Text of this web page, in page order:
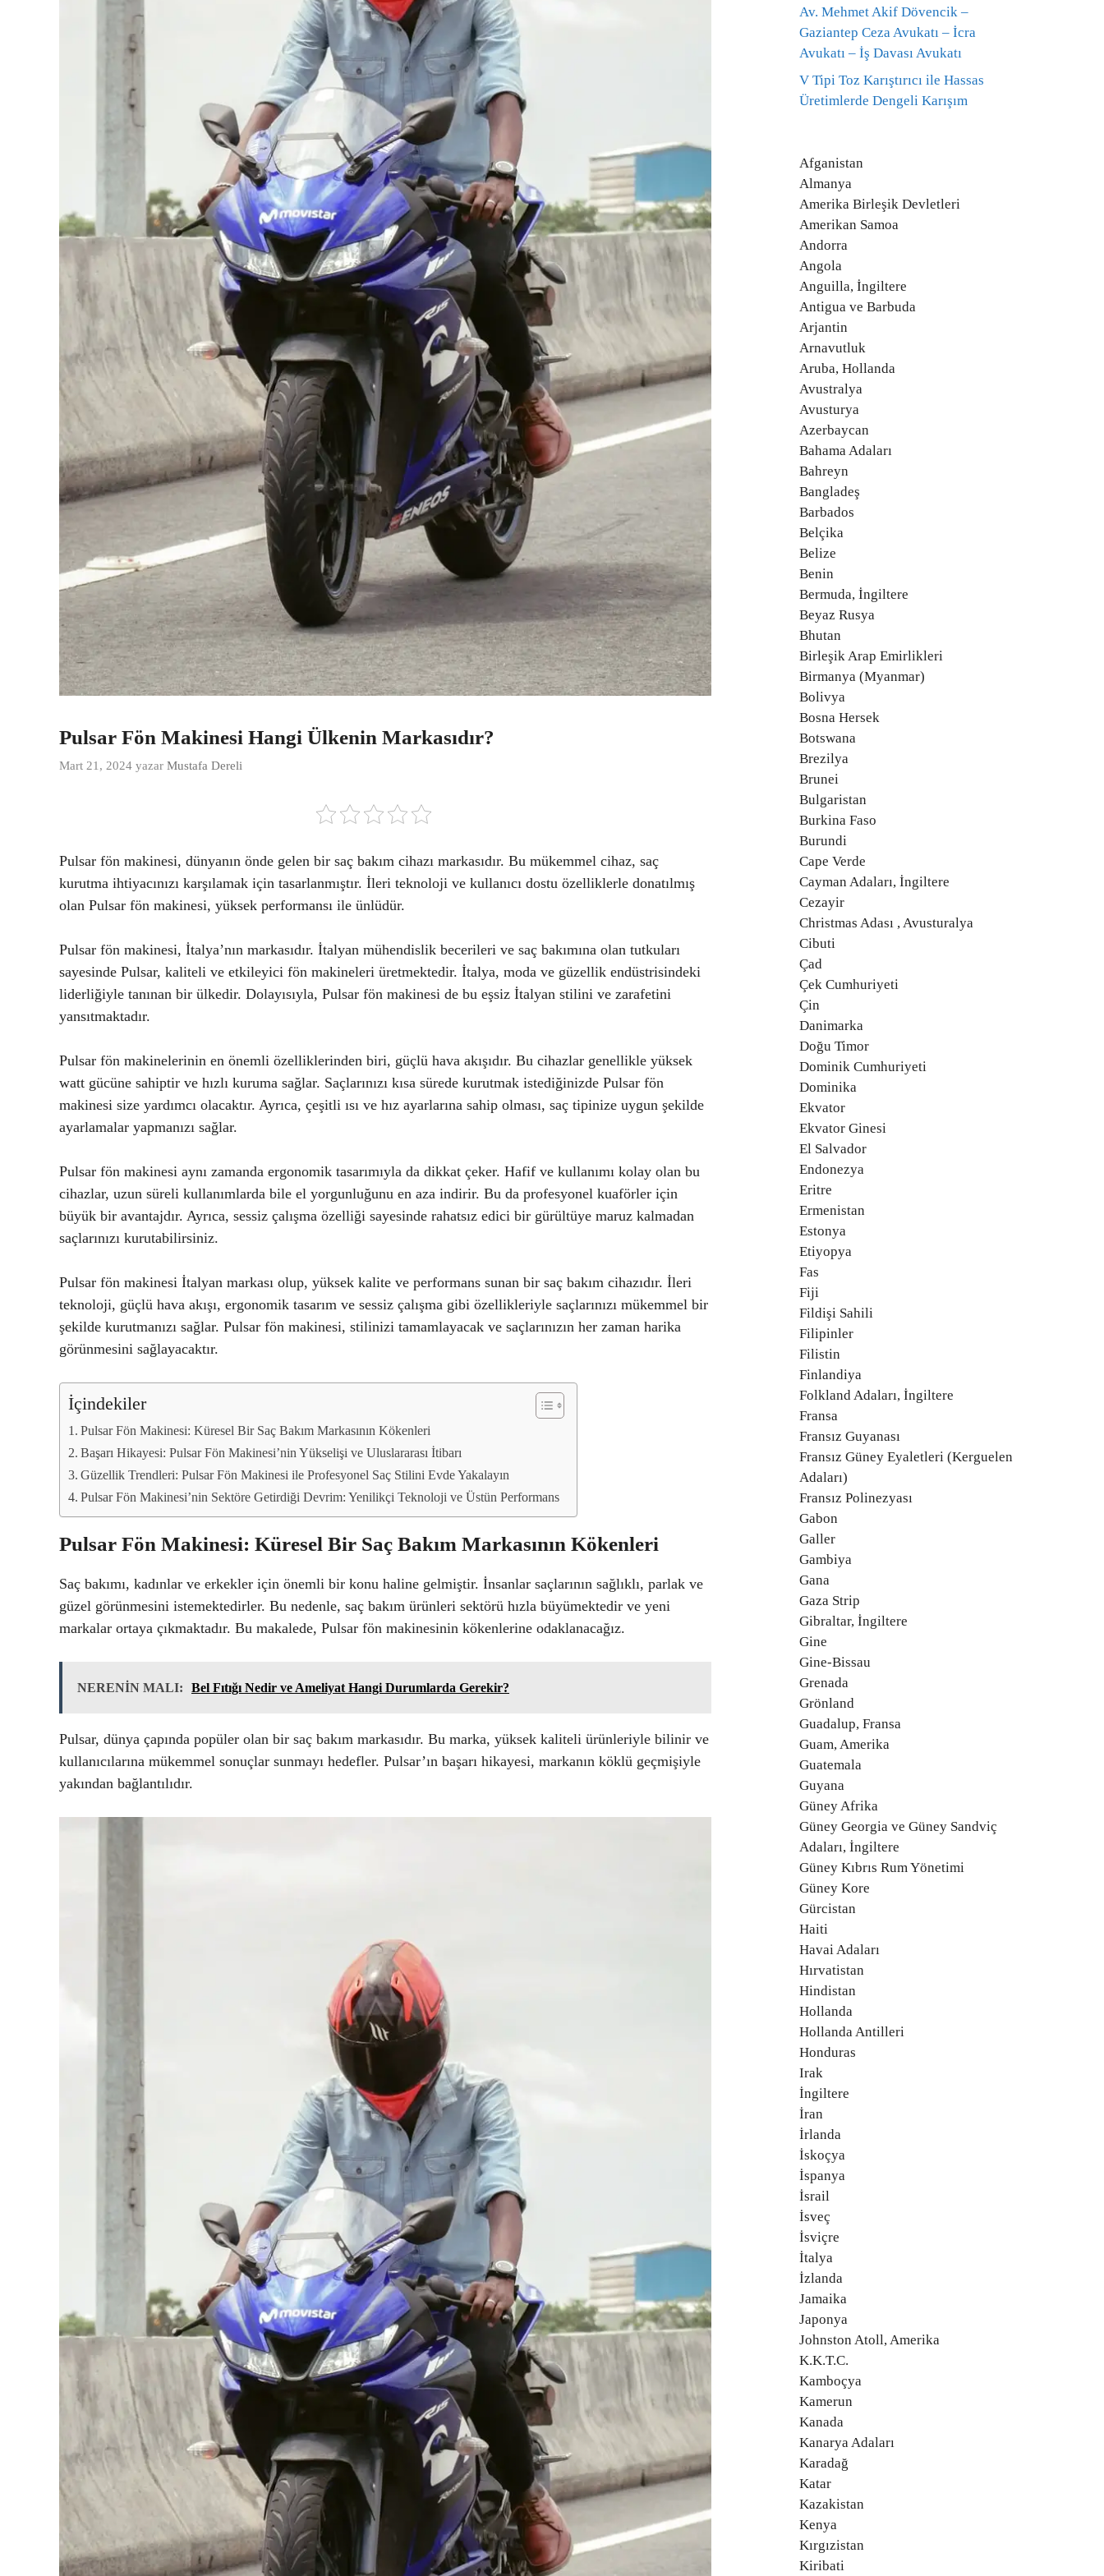
Pulsar Fön Makinesi Hangi Ülkenin Markasıdır?
Mart 21, 2024 yazar Mustafa Dereli
Pulsar fön makinesi, dünyanın önde gelen bir saç bakım cihazı markasıdır. Bu mükemmel cihaz, saç
kurutma ihtiyacınızı karşılamak için tasarlanmıştır. İleri teknoloji ve kullanıcı dostu özelliklerle donatılmış
olan Pulsar fön makinesi, yüksek performansı ile ünlüdür.
Pulsar fön makinesi, İtalya’nın markasıdır. İtalyan mühendislik becerileri ve saç bakımına olan tutkuları
sayesinde Pulsar, kaliteli ve etkileyici fön makineleri üretmektedir. İtalya, moda ve güzellik endüstrisindeki
liderliğiyle tanınan bir ülkedir. Dolayısıyla, Pulsar fön makinesi de bu eşsiz İtalyan stilini ve zarafetini
yansıtmaktadır.
Pulsar fön makinelerinin en önemli özelliklerinden biri, güçlü hava akışıdır. Bu cihazlar genellikle yüksek
watt gücüne sahiptir ve hızlı kuruma sağlar. Saçlarınızı kısa sürede kurutmak istediğinizde Pulsar fön
makinesi size yardımcı olacaktır. Ayrıca, çeşitli ısı ve hız ayarlarına sahip olması, saç tipinize uygun şekilde
ayarlamalar yapmanızı sağlar.
Pulsar fön makinesi aynı zamanda ergonomik tasarımıyla da dikkat çeker. Hafif ve kullanımı kolay olan bu
cihazlar, uzun süreli kullanımlarda bile el yorgunluğunu en aza indirir. Bu da profesyonel kuaförler için
büyük bir avantajdır. Ayrıca, sessiz çalışma özelliği sayesinde rahatsız edici bir gürültüye maruz kalmadan
saçlarınızı kurutabilirsiniz.
Pulsar fön makinesi İtalyan markası olup, yüksek kalite ve performans sunan bir saç bakım cihazıdır. İleri
teknoloji, güçlü hava akışı, ergonomik tasarım ve sessiz çalışma gibi özellikleriyle saçlarınızı mükemmel bir
şekilde kurutmanızı sağlar. Pulsar fön makinesi, stilinizi tamamlayacak ve saçlarınızın her zaman harika
görünmesini sağlayacaktır.
İçindekiler
Pulsar Fön Makinesi: Küresel Bir Saç Bakım Markasının Kökenleri
Başarı Hikayesi: Pulsar Fön Makinesi’nin Yükselişi ve Uluslararası İtibarı
Güzellik Trendleri: Pulsar Fön Makinesi ile Profesyonel Saç Stilini Evde Yakalayın
Pulsar Fön Makinesi’nin Sektöre Getirdiği Devrim: Yenilikçi Teknoloji ve Üstün Performans
Pulsar Fön Makinesi: Küresel Bir Saç Bakım Markasının Kökenleri
Saç bakımı, kadınlar ve erkekler için önemli bir konu haline gelmiştir. İnsanlar saçlarının sağlıklı, parlak ve
güzel görünmesini istemektedirler. Bu nedenle, saç bakım ürünleri sektörü hızla büyümektedir ve yeni
markalar ortaya çıkmaktadır. Bu makalede, Pulsar fön makinesinin kökenlerine odaklanacağız.
NERENİN MALI: Bel Fıtığı Nedir ve Ameliyat Hangi Durumlarda Gerekir?
Pulsar, dünya çapında popüler olan bir saç bakım markasıdır. Bu marka, yüksek kaliteli ürünleriyle bilinir ve
kullanıcılarına mükemmel sonuçlar sunmayı hedefler. Pulsar’ın başarı hikayesi, markanın köklü geçmişiyle
yakından bağlantılıdır.
Av. Mehmet Akif Dövencik –
Gaziantep Ceza Avukatı – İcra
Avukatı – İş Davası Avukatı
V Tipi Toz Karıştırıcı ile Hassas
Üretimlerde Dengeli Karışım
Afganistan
Almanya
Amerika Birleşik Devletleri
Amerikan Samoa
Andorra
Angola
Anguilla, İngiltere
Antigua ve Barbuda
Arjantin
Arnavutluk
Aruba, Hollanda
Avustralya
Avusturya
Azerbaycan
Bahama Adaları
Bahreyn
Bangladeş
Barbados
Belçika
Belize
Benin
Bermuda, İngiltere
Beyaz Rusya
Bhutan
Birleşik Arap Emirlikleri
Birmanya (Myanmar)
Bolivya
Bosna Hersek
Botswana
Brezilya
Brunei
Bulgaristan
Burkina Faso
Burundi
Cape Verde
Cayman Adaları, İngiltere
Cezayir
Christmas Adası , Avusturalya
Cibuti
Çad
Çek Cumhuriyeti
Çin
Danimarka
Doğu Timor
Dominik Cumhuriyeti
Dominika
Ekvator
Ekvator Ginesi
El Salvador
Endonezya
Eritre
Ermenistan
Estonya
Etiyopya
Fas
Fiji
Fildişi Sahili
Filipinler
Filistin
Finlandiya
Folkland Adaları, İngiltere
Fransa
Fransız Guyanası
Fransız Güney Eyaletleri (Kerguelen
Adaları)
Fransız Polinezyası
Gabon
Galler
Gambiya
Gana
Gaza Strip
Gibraltar, İngiltere
Gine
Gine-Bissau
Grenada
Grönland
Guadalup, Fransa
Guam, Amerika
Guatemala
Guyana
Güney Afrika
Güney Georgia ve Güney Sandviç
Adaları, İngiltere
Güney Kıbrıs Rum Yönetimi
Güney Kore
Gürcistan
Haiti
Havai Adaları
Hırvatistan
Hindistan
Hollanda
Hollanda Antilleri
Honduras
Irak
İngiltere
İran
İrlanda
İskoçya
İspanya
İsrail
İsveç
İsviçre
İtalya
İzlanda
Jamaika
Japonya
Johnston Atoll, Amerika
K.K.T.C.
Kamboçya
Kamerun
Kanada
Kanarya Adaları
Karadağ
Katar
Kazakistan
Kenya
Kırgızistan
Kiribati